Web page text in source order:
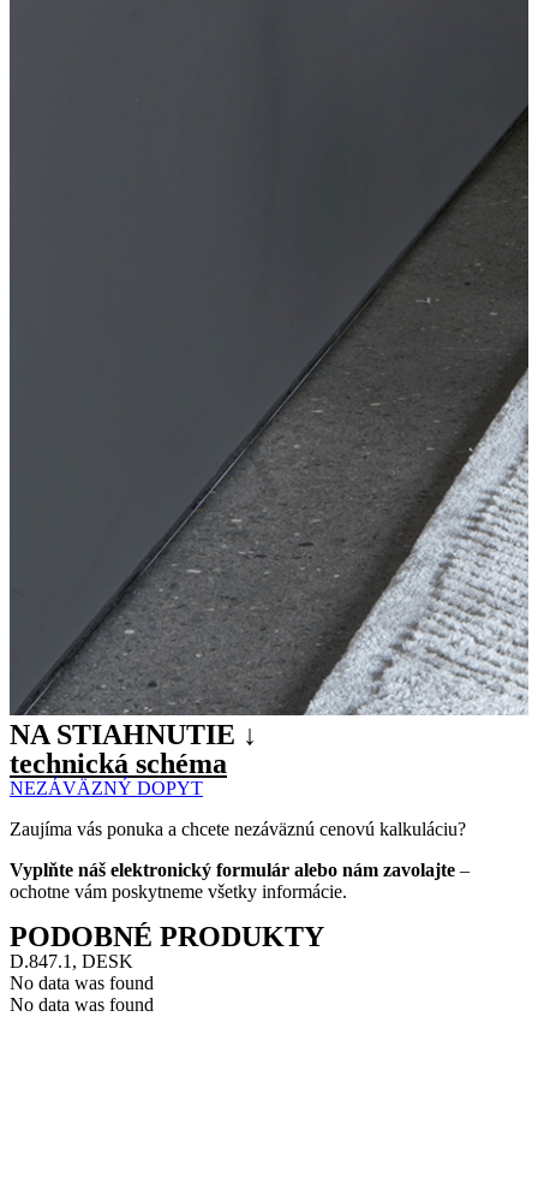
NA STIAHNUTIE ↓
technická schéma
NEZÁVÄZNÝ DOPYT
Zaujíma vás ponuka a chcete nezáväznú cenovú kalkuláciu?
Vyplňte náš elektronický formulár alebo nám zavolajte –
ochotne vám poskytneme všetky informácie.
PODOBNÉ PRODUKTY
D.847.1, DESK
No data was found
No data was found